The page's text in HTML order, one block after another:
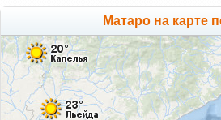
Матаро на карте